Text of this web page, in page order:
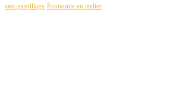
anti-gaspillage Économie en atelier